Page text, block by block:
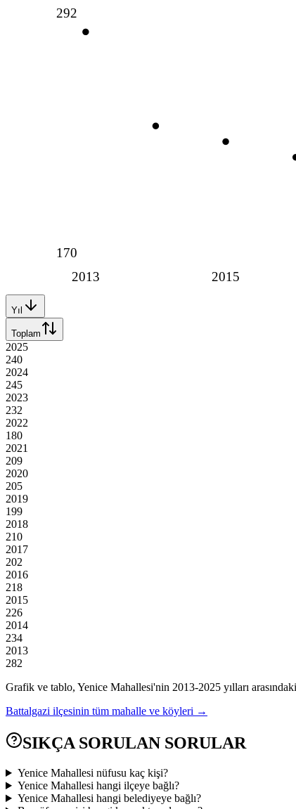
2013 2015
292
170
Yıl
Toplam
2025
240
2024
245
2023
232
2022
180
2021
209
2020
205
2019
199
2018
210
2017
202
2016
218
2015
226
2014
234
2013
282
Grafik ve tablo, Yenice Mahallesi'nin 2013-2025 yılları
Battalgazi ilçesinin tüm mahalle ve köyleri →
SIKÇA SORULAN SORULAR
Yenice Mahallesi nüfusu kaç kişi?
Yenice Mahallesi hangi ilçeye bağlı?
Yenice Mahallesi hangi belediyeye bağlı?